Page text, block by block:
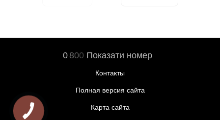
0 800 Показати номер
Контакты
Полная версия сайта
Карта сайта